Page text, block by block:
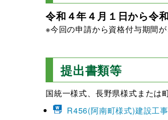
令和４年４月１日から令
※今回の申請から資格付与期間
提出書類等
国統一様式、長野県様式または
R456(阿南町様式)建設工